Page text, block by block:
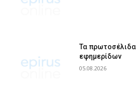
Τα
εφημερίδων
05.08.2026